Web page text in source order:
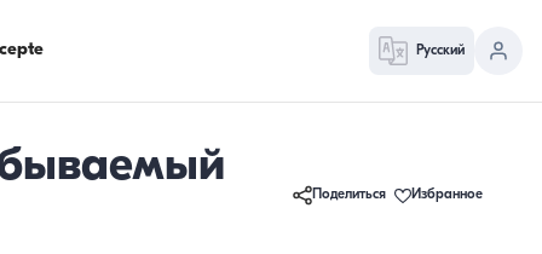
Русский
Поделиться Избранное